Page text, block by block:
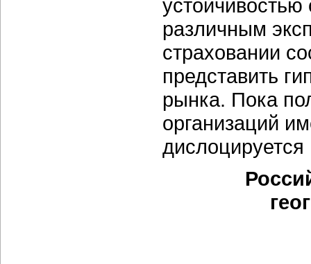
различным
страховании
представить
рынка. Пока
организаций